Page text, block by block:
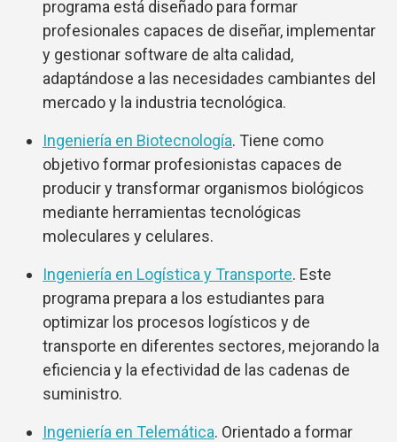
programa está diseñado para formar
profesionales capaces de diseñar, implementar
y gestionar software de alta calidad,
adaptándose a las necesidades cambiantes del
mercado y la industria tecnológica.
Ingeniería en Biotecnología. Tiene como
objetivo formar profesionistas capaces de
producir y transformar organismos biológicos
mediante herramientas tecnológicas
moleculares y celulares.
Ingeniería en Logística y Transporte. Este
programa prepara a los estudiantes para
optimizar los procesos logísticos y de
transporte en diferentes sectores, mejorando la
eficiencia y la efectividad de las cadenas de
suministro.
Ingeniería en Telemática. Orientado a formar